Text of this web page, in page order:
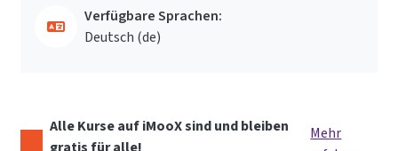
Verfügbare Sprachen:
Deutsch ‎(de)‎
Alle Kurse auf iMooX sind und bleiben
Mehr